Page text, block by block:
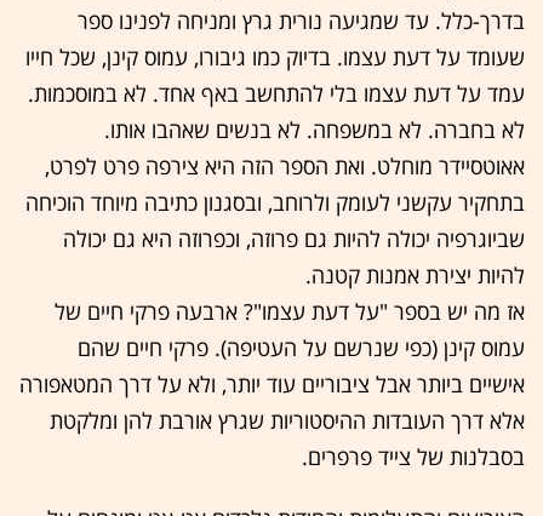
בדרך-כלל. עד שמגיעה נורית גרץ ומניחה לפנינו ספר
שעומד על דעת עצמו. בדיוק כמו גיבורו, עמוס קינן, שכל חייו
עמד על דעת עצמו בלי להתחשב באף אחד. לא במוסכמות.
לא בחברה. לא במשפחה. לא בנשים שאהבו אותו.
אאוטסיידר מוחלט. ואת הספר הזה היא צירפה פרט לפרט,
בתחקיר עקשני לעומק ולרוחב, ובסגנון כתיבה מיוחד הוכיחה
שביוגרפיה יכולה להיות גם פרוזה, וכפרוזה היא גם יכולה
להיות יצירת אמנות קטנה.
אז מה יש בספר "על דעת עצמו"? ארבעה פרקי חיים של
עמוס קינן (כפי שנרשם על העטיפה). פרקי חיים שהם
אישיים ביותר אבל ציבוריים עוד יותר, ולא על דרך המטאפורה
אלא דרך העובדות ההיסטוריות שגרץ אורבת להן ומלקטת
בסבלנות של צייד פרפרים.